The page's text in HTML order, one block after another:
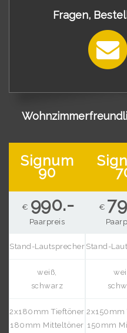
Fragen,
Signum
90
€ 990.-
Paarpreis
Stand-Lautsprecher
weiß,
schwarz
2x180mm Tieftöner
180mm Mitteltöner
€
Stand-
2x150mm
150mm